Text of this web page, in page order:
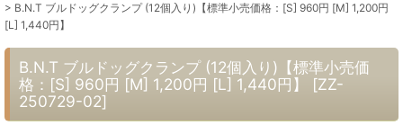
> B.N.T ブルドッグクランプ (12個入り)【標準小売価格：[S] 960円 [M] 1,200円
[L] 1,440円】
B.N.T ブルドッグクランプ (12個入り)【標準小売価
格：[S] 960円 [M] 1,200円 [L] 1,440円】
[ZZ-
250729-02]